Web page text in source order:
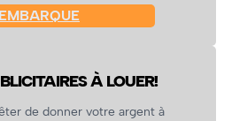
À LOUER!
de donner votre argent à